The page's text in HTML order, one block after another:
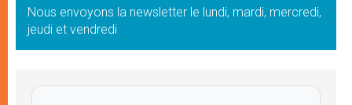
Nous envoyons la newsletter le lundi, mardi, mercredi,
jeudi et vendredi